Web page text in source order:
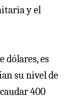
y el
dólares, es
su nivel de
400